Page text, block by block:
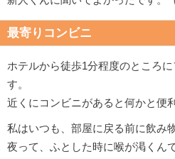
最寄りコンビニ
ホテルから徒歩1分程度のところ
す。
近くにコンビニがあると何かと便
私はいつも、部屋に戻る前に飲み
夜って、ふとした時に喉が渇くん